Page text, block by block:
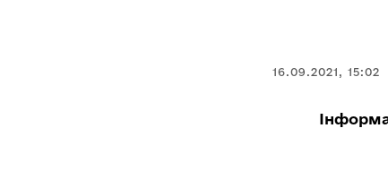
16.09.2021, 15:02